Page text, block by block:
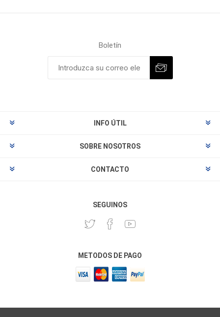
Boletín
INFO ÚTIL
SOBRE NOSOTROS
CONTACTO
SEGUINOS
METODOS DE PAGO